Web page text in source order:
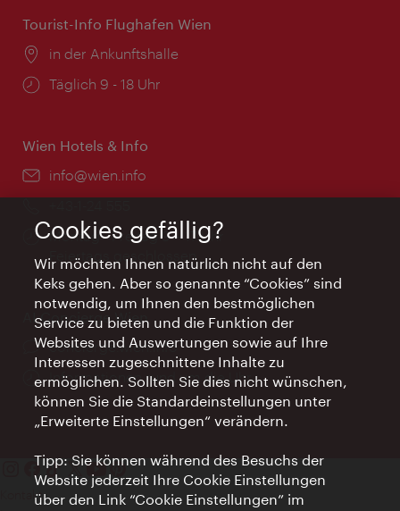
Tourist-Info Flughafen Wien
Ort:
in der Ankunftshalle
Öffnungszeiten:
Täglich 9 - 18 Uhr
Wien Hotels & Info
Email:
info@wien.info
Öffnungszeiten:
Montag - Freitag 9 – 17 Uhr
Feiertags geschlossen
AI Concierge Wien
Ort:
concierge.wien.info
Öffnungszeiten:
Informationen rund um die Uhr
Kontakt
Cookies gefällig?
Wir möchten Ihnen natürlich nicht auf den
Keks gehen. Aber so genannte “Cookies” sind
notwendig, um Ihnen den bestmöglichen
Service zu bieten und die Funktion der
Websites und Auswertungen sowie auf Ihre
Interessen zugeschnittene Inhalte zu
ermöglichen. Sollten Sie dies nicht wünschen,
können Sie die Standardeinstellungen unter
„Erweiterte Einstellungen“ verändern.
Tipp: Sie können während des Besuchs der
Website jederzeit Ihre Cookie Einstellungen
über den Link “Cookie Einstellungen” im